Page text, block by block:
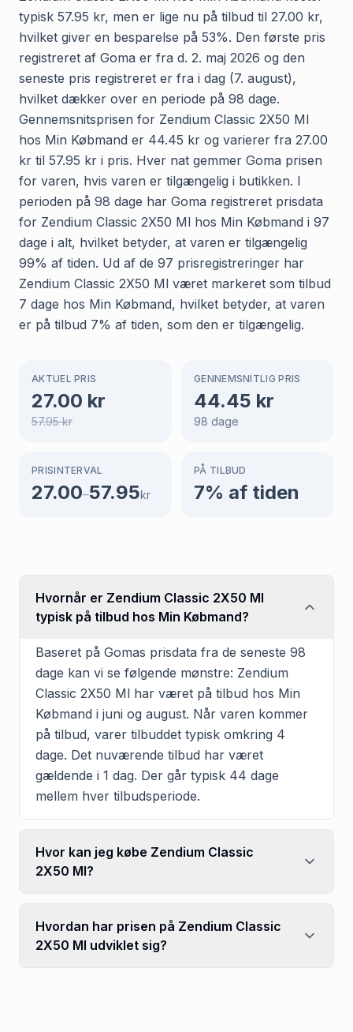
typisk 57.95 kr, men er lige nu på tilbud til 27.00 kr,
hvilket giver en besparelse på 53%. Den første pris
registreret af Goma er fra d. 2. maj 2026 og den
seneste pris registreret er fra i dag (7. august),
hvilket dækker over en periode på 98 dage.
Gennemsnitsprisen for Zendium Classic 2X50 Ml
hos Min Købmand er 44.45 kr og varierer fra 27.00
kr til 57.95 kr i pris. Hver nat gemmer Goma prisen
for varen, hvis varen er tilgængelig i butikken. I
perioden på 98 dage har Goma registreret prisdata
for Zendium Classic 2X50 Ml hos Min Købmand i 97
dage i alt, hvilket betyder, at varen er tilgængelig
99% af tiden. Ud af de 97 prisregistreringer har
Zendium Classic 2X50 Ml været markeret som tilbud
7 dage hos Min Købmand, hvilket betyder, at varen
er på tilbud 7% af tiden, som den er tilgængelig.
AKTUEL PRIS
27.00 kr
57.95kr
GENNEMSNITLIG PRIS
44.45 kr
98 dage
PRISINTERVAL
27.00–57.95kr
PÅ TILBUD
7% af tiden
Hvornår er Zendium Classic 2X50 Ml
typisk på tilbud hos Min Købmand?
Baseret på Gomas prisdata fra de seneste 98
dage kan vi se følgende mønstre: Zendium
Classic 2X50 Ml har været på tilbud hos Min
Købmand i juni og august. Når varen kommer
på tilbud, varer tilbuddet typisk omkring 4
dage. Det nuværende tilbud har været
gældende i 1 dag. Der går typisk 44 dage
mellem hver tilbudsperiode.
Hvor kan jeg købe Zendium Classic
2X50 Ml?
Hvordan har prisen på Zendium Classic
2X50 Ml udviklet sig?